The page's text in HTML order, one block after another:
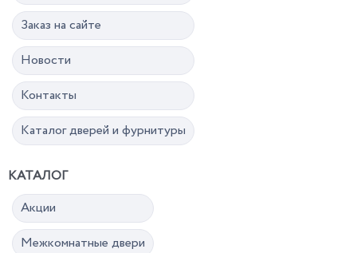
Заказ на сайте
Новости
Контакты
Каталог дверей и фурнитуры
КАТАЛОГ
Акции
Межкомнатные двери